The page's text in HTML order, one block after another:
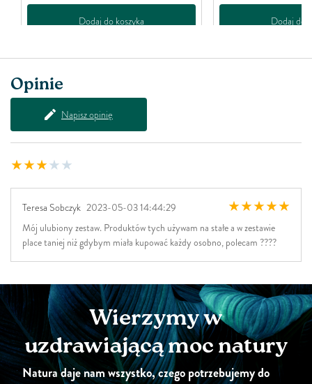
Dodaj do koszyka Dodaj do
Opinie
Napisz opinię
Teresa Sobczyk 2023-05-03 14:44:29
Mój ulubiony zestaw. Produktów tych używam na stałe a w zestawie
place taniej niż gdybym miała kupować każdy osobno, polecam ????
Wierzymy w
uzdrawiającą moc natury
Natura daje nam wszystko, czego potrzebujemy do